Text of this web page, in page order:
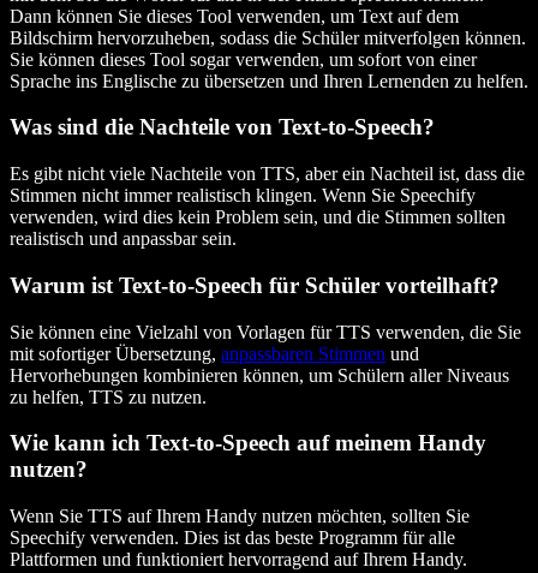
Dann können Sie dieses Tool verwenden, um Text auf dem
Bildschirm hervorzuheben, sodass die Schüler mitverfolgen können.
Sie können dieses Tool sogar verwenden, um sofort von einer
Sprache ins Englische zu übersetzen und Ihren Lernenden zu helfen.
Was sind die Nachteile von Text-to-Speech?
Es gibt nicht viele Nachteile von TTS, aber ein Nachteil ist, dass die
Stimmen nicht immer realistisch klingen. Wenn Sie Speechify
verwenden, wird dies kein Problem sein, und die Stimmen sollten
realistisch und anpassbar sein.
Warum ist Text-to-Speech für Schüler vorteilhaft?
Sie können eine Vielzahl von Vorlagen für TTS verwenden, die Sie
mit sofortiger Übersetzung, anpassbaren Stimmen und
Hervorhebungen kombinieren können, um Schülern aller Niveaus
zu helfen, TTS zu nutzen.
Wie kann ich Text-to-Speech auf meinem Handy
nutzen?
Wenn Sie TTS auf Ihrem Handy nutzen möchten, sollten Sie
Speechify verwenden. Dies ist das beste Programm für alle
Plattformen und funktioniert hervorragend auf Ihrem Handy.